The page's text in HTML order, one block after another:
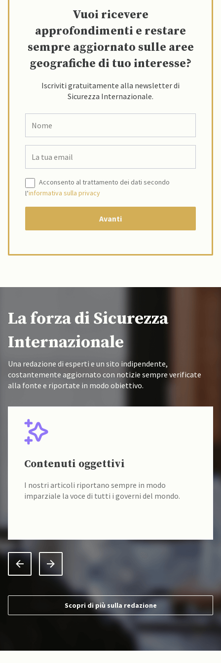
Vuoi ricevere
approfondimenti e restare
sempre aggiornato sulle aree
geografiche di tuo interesse?
Iscriviti gratuitamente alla newsletter di
Sicurezza Internazionale.
Acconsento al trattamento dei dati secondo
l’informativa sulla privacy
La forza di Sicurezza
Internazionale
Una redazione di esperti e un sito indipendente,
costantemente aggiornato con notizie sempre verificate
alla fonte e riportate in modo obiettivo.
Contenuti oggettivi
I nostri articoli riportano sempre in modo
imparziale la voce di tutti i governi del mondo.
Scopri di più sulla redazione